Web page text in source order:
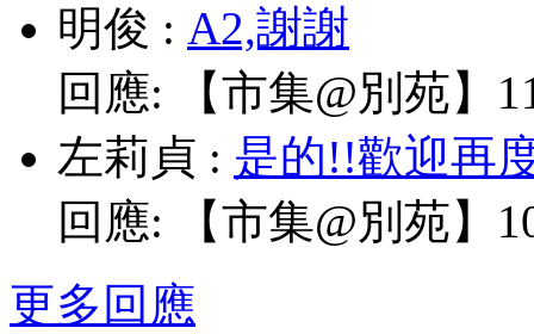
明俊 : A2,謝謝
回應:
【市集@別苑】
左莉貞 : 是的!!歡迎再
回應:
【市集@別苑】
更多回應